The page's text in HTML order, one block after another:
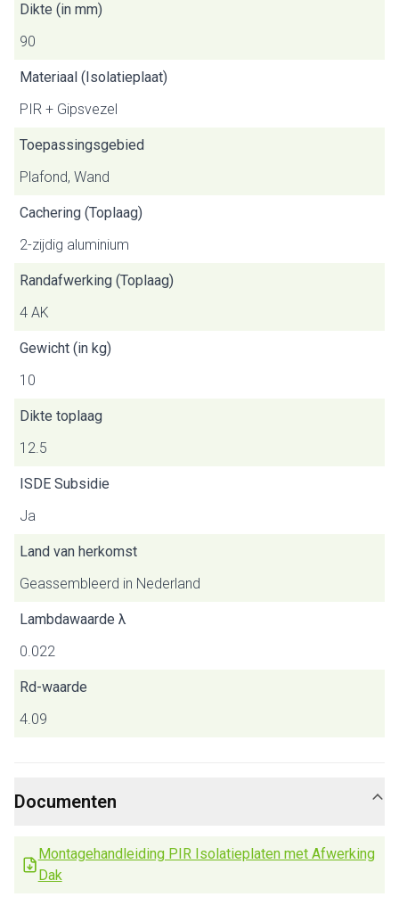
Dikte (in mm)
90
Materiaal (Isolatieplaat)
PIR + Gipsvezel
Toepassingsgebied
Plafond, Wand
Cachering (Toplaag)
2-zijdig aluminium
Randafwerking (Toplaag)
4 AK
Gewicht (in kg)
10
Dikte toplaag
12.5
ISDE Subsidie
Ja
Land van herkomst
Geassembleerd in Nederland
Lambdawaarde λ
0.022
Rd-waarde
4.09
Documenten
Montagehandleiding PIR Isolatieplaten met Afwerking
Dak